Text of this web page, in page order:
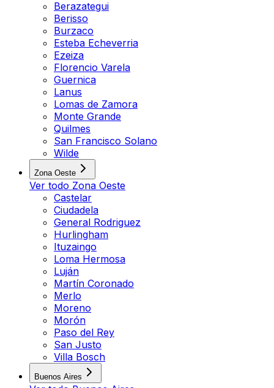
Berazategui
Berisso
Burzaco
Esteba Echeverria
Ezeiza
Florencio Varela
Guernica
Lanus
Lomas de Zamora
Monte Grande
Quilmes
San Francisco Solano
Wilde
Zona Oeste
Ver todo Zona Oeste
Castelar
Ciudadela
General Rodriguez
Hurlingham
Ituzaingo
Loma Hermosa
Luján
Martín Coronado
Merlo
Moreno
Morón
Paso del Rey
San Justo
Villa Bosch
Buenos Aires